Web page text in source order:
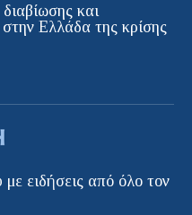
και
Ελλάδα της κρίσης
ειδήσεις από όλο τον